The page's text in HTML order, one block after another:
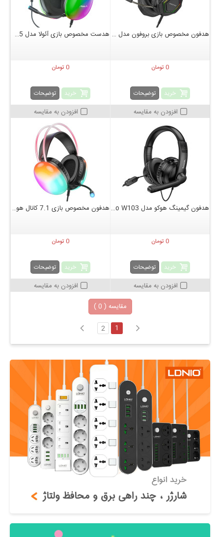
هدفون مخصوص بازی بروفون مدل BO105
0 تومان
خرید توضیحات
افزودن به مقایسه
هدست مخصوص بازی آئولا مدل S505
0 تومان
خرید توضیحات
افزودن به مقایسه
هدفون گیمینگ هوکو مدل hoco W103
0 تومان
خرید توضیحات
افزودن به مقایسه
هدفون مخصوص بازی 7.1 کانال هوکو مدل hoco W109 Plus
0 تومان
خرید توضیحات
افزودن به مقایسه
مقایسه ( 0
)
1
2